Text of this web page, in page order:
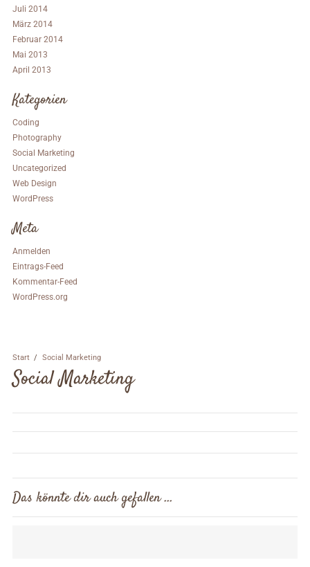
Juli 2014
März 2014
Februar 2014
Mai 2013
April 2013
Kategorien
Coding
Photography
Social Marketing
Uncategorized
Web Design
WordPress
Meta
Anmelden
Eintrags-Feed
Kommentar-Feed
WordPress.org
Start / Social Marketing
Social Marketing
Das könnte dir auch gefallen …